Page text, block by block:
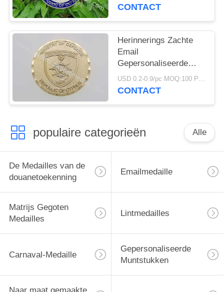
Naar maat gemaakte
CONTACT
Herinnerings Zachte
Email
Gepersonaliseerde
Muntstukken/de
Muntstukken van de
USD 0.2-0.9/pc MOQ:100 PCs per ontwerp
CONTACT
populaire categorieën Alle
De Medailles van de
douanetoekenning
Emailmedaille
Matrijs Gegoten
Medailles
Lintmedailles
Carnaval-Medaille
Gepersonaliseerde
Muntstukken